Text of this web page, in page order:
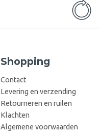
Shopping
Contact
Levering en verzending
Retourneren en ruilen
Klachten
Algemene voorwaarden